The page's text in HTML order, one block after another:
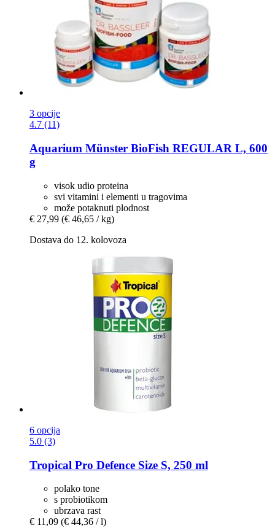
3 opcije
4.7 (11)
Aquarium Münster BioFish REGULAR L, 600
g
visok udio proteina
svi vitamini i elementi u tragovima
može potaknuti plodnost
€ 27,99 (€ 46,65 / kg)
Dostava do 12. kolovoza
6 opcija
5.0 (3)
Tropical Pro Defence Size S, 250 ml
polako tone
s probiotikom
ubrzava rast
€ 11,09 (€ 44,36 / l)